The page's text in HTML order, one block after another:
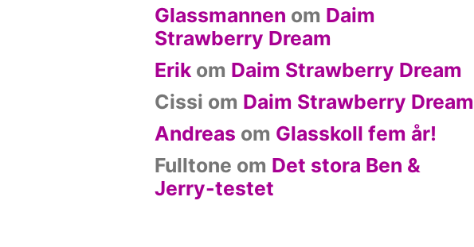
Glassmannen om Daim
Strawberry Dream
Erik om Daim Strawberry Dream
Cissi om Daim Strawberry Dream
Andreas om Glasskoll fem år!
Fulltone om Det stora Ben &
Jerry-testet